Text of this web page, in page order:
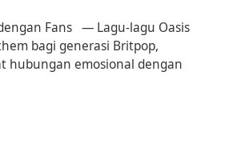
Fans — Lagu-lagu Oasis
bagi generasi Britpop,
hubungan emosional dengan